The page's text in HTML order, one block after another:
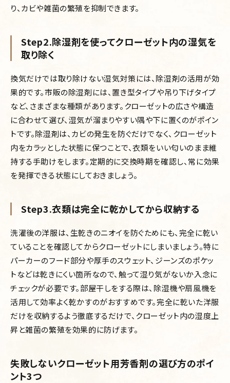
り、カビや雑菌の繁殖を抑制できます。
Step2.除湿剤を使ってクローゼット内の湿気を
取り除く
換気だけでは取り除けない湿気対策には、除湿剤の活用が効
果的です。市販の除湿剤には、置き型タイプや吊り下げタイプ
など、さまざまな種類があります。クローゼットの広さや構造
に合わせて選び、湿気が溜まりやすい隅や下に置くのがポイン
トです。除湿剤は、カビの発生を防ぐだけでなく、クローゼット
内をカラッとした状態に保つことで、衣類をいい匂いのまま維
持する手助けをします。定期的に交換時期を確認し、常に効果
を発揮できる状態にしておきましょう。
Step3.衣類は完全に乾かしてから収納する
洗濯後の洋服は、生乾きのニオイを防ぐためにも、完全に乾い
ていることを確認してからクローゼットにしまいましょう。特に
パーカーのフード部分や厚手のスウェット、ジーンズのポケッ
トなどは乾きにくい箇所なので、触って湿り気がないか入念に
チェックが必要です。部屋干しをする際は、除湿機や扇風機を
活用して効率よく乾かすのがおすすめです。完全に乾いた洋服
だけを収納するよう徹底するだけで、クローゼット内の湿度上
昇と雑菌の繁殖を効果的に防げます。
失敗しないクローゼット用芳香剤の選び方のポイ
ント3つ